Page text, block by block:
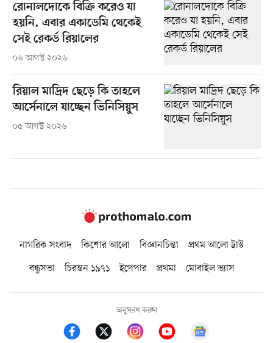
রোনালদোকে বিক্রি করেও যা
হয়নি, এবার একাডেমি থেকেই
সেই রেকর্ড রিয়ালের
০৬ আগস্ট ২০২৬
রিয়াল মাদ্রিদ ছেড়ে কি তাহলে
আর্সেনালে যাচ্ছেন ভিনিসিয়ুস
০৫ আগস্ট ২০২৬
নাগরিক সংবাদ কিশোর আলো বিজ্ঞানচিন্তা
প্রথম আলো ট্রাস্ট
বন্ধুসভা
চিরন্তন ১৯৭১ ইপেপার প্রথমা মোবাইল ভ্যাস
অনুসরণ করুন